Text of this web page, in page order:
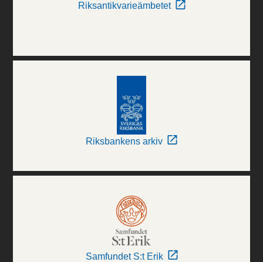
Riksantikvarieämbetet
Riksbankens arkiv
Samfundet S:t Erik